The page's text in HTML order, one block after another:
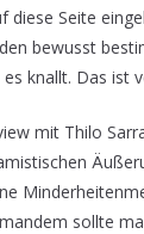
diese Seite
bewusst
knallt. Das ist
mit Thilo
sollte